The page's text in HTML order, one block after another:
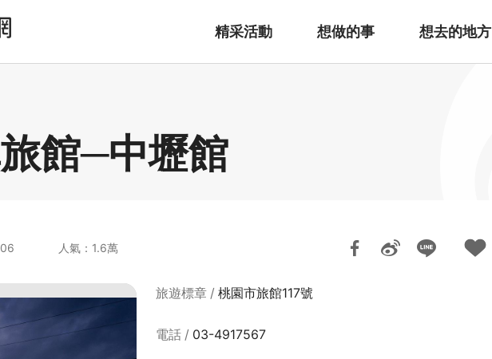
精采活動 想做的事 想去的地方
館─中壢館
人氣：1.6萬
旅遊標章 桃園市旅館117號
電話 03-4917567